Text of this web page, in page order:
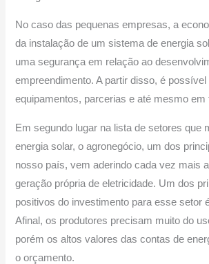
No caso das pequenas empresas, a
da instalação de um sistema de energia
uma segurança em relação ao
empreendimento. A partir disso, é
equipamentos, parcerias e até mesmo em
Em segundo lugar na lista de setores que
energia solar, o agronegócio, um dos
nosso país, vem aderindo cada vez mais
geração própria de eletricidade. Um dos
positivos do investimento para esse setor
Afinal, os produtores precisam muito do
porém os altos valores das contas de
o orçamento.